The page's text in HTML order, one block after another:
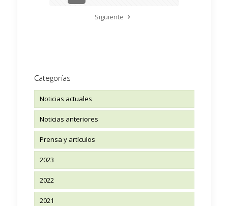
Siguiente
Categorías
Noticias actuales
Noticias anteriores
Prensa y artículos
2023
2022
2021